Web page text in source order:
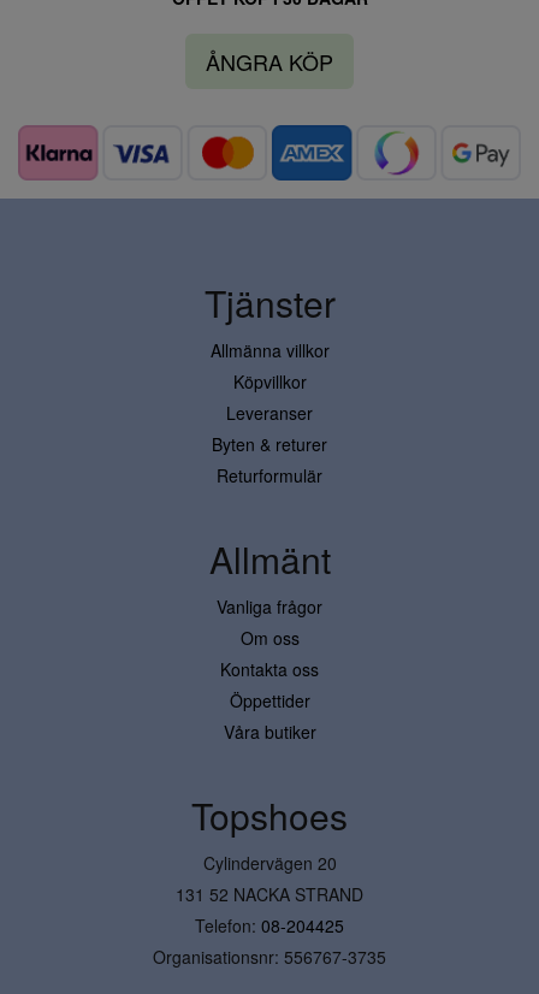
ÅNGRA KÖP
Tjänster
Allmänna villkor
Köpvillkor
Leveranser
Byten & returer
Returformulär
Allmänt
Vanliga frågor
Om oss
Kontakta oss
Öppettider
Våra butiker
Topshoes
Cylindervägen 20
131 52 NACKA STRAND
Telefon: 08-204425
Organisationsnr: 556767-3735